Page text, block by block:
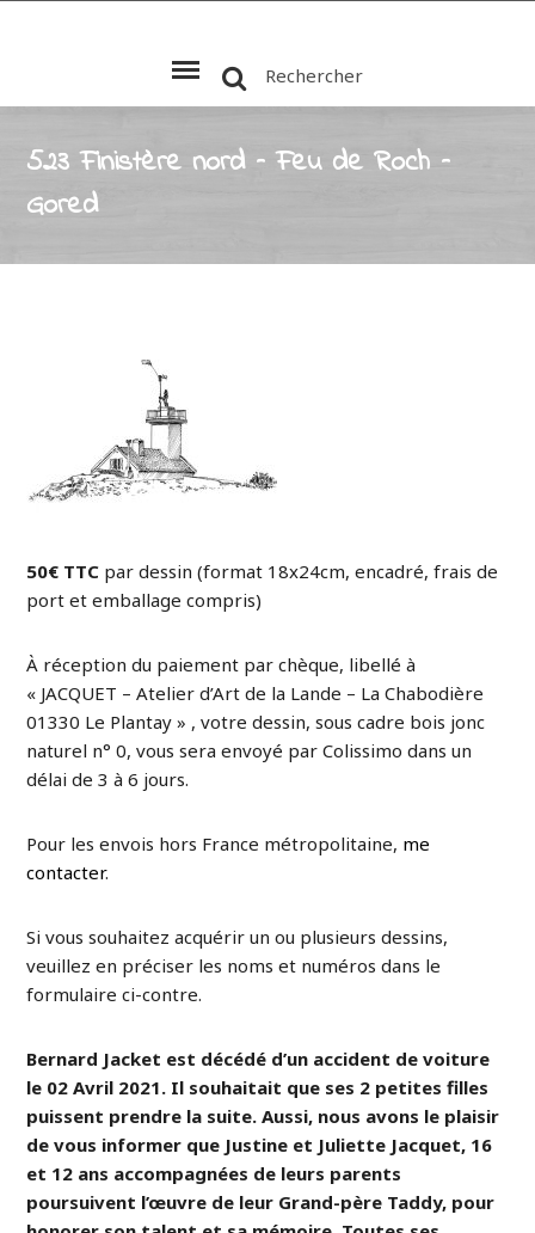
Rechercher
523 Finistère nord – Feu de Roch –
Gored
50€ TTC par dessin (format 18x24cm, encadré, frais de
port et emballage compris)
À réception du paiement par chèque, libellé à
« JACQUET – Atelier d’Art de la Lande – La Chabodière
01330 Le Plantay » , votre dessin, sous cadre bois jonc
naturel n° 0, vous sera envoyé par Colissimo dans un
délai de 3 à 6 jours.
Pour les envois hors France métropolitaine, me
contacter.
Si vous souhaitez acquérir un ou plusieurs dessins,
veuillez en préciser les noms et numéros dans le
formulaire ci-contre.
Bernard Jacket est décédé d’un accident de voiture
le 02 Avril 2021. Il souhaitait que ses 2 petites filles
puissent prendre la suite. Aussi, nous avons le plaisir
de vous informer que Justine et Juliette Jacquet, 16
et 12 ans accompagnées de leurs parents
poursuivent l’œuvre de leur Grand-père Taddy, pour